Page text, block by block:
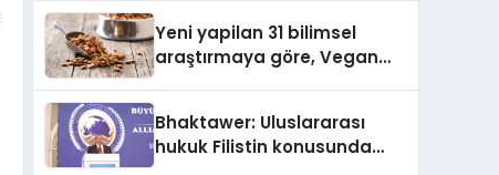
Yeni yapilan 31 bilimsel
araştırmaya göre, Vegan
Sindirildiğini Ortaya Koydu
Bhaktawer: Uluslararası
hukuk Filistin konusunda